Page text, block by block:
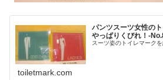
パンツスーツ女性の
やっぱりくびれ！
スーツ姿のトイレマークを
toiletmark.com